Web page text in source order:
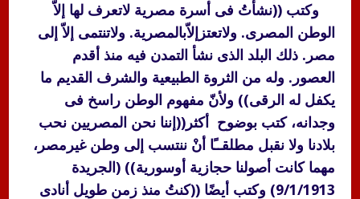
وكتب ((نشأتُ فى أسرة مصرية لاتعرف لها إلاّ
الوطن المصرى. ولاتعتزإلاّبالمصرية. ولاتنتمى إلاّ إلى
مصر. ذلك البلد الذى نشأ التمدن فيه منذ أقدم
العصور. وله من الثروة الطبيعية والشرف القديم ما
يكفل له الرقى)) ولأنّ مفهوم الوطن راسخ فى
وجدانه، كتب بوضوح أكثر((إننا نحن المصريين نحب
بلادنا ولا نقبل مطلقــًا أنْ ننتسب إلى وطن غيرمصر،
مهما كانت أصولنا حجازية أوسورية)) (الجريدة
9/1/1913) وكتب أيضًا ((كنتُ منذ زمن طويل أنادى